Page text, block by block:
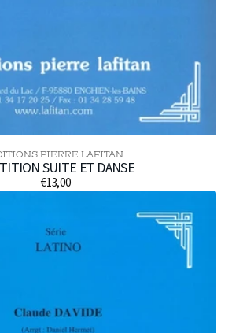
Distributeur :
PIERRE LAFITAN
SUITE ET DANSE
Prix
€13,00